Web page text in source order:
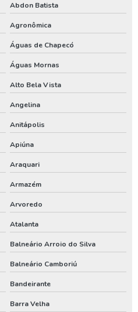
preço
Abdon Batista
Agronômica
Águas de Chapecó
Águas Mornas
Alto Bela Vista
Angelina
Anitápolis
Apiúna
Araquari
Armazém
Arvoredo
Atalanta
Balneário Arroio do Silva
Balneário Camboriú
Bandeirante
Barra Velha